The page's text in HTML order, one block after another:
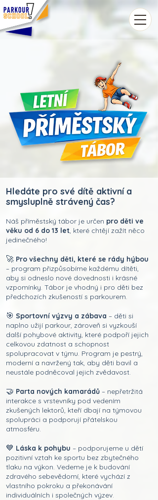
Hledáte pro své dítě aktivní a
smysluplně strávený čas?
Náš příměstský tábor je určen pro děti ve
věku od 6 do 13 let, které chtějí zažít něco
jedinečného!
🚀 Pro všechny děti, které se rády hýbou
– program přizpůsobíme každému dítěti,
aby si odneslo nové dovednosti i krásné
vzpomínky. Tábor je vhodný i pro děti bez
předchozích zkušeností s parkourem.
🎯 Sportovní výzvy a zábava – děti si
naplno užijí parkour, zároveň si vyzkouší
další pohybové aktivity, které podpoří jejich
celkovou zdatnost a schopnost
spolupracovat v týmu. Program je pestrý,
moderní a navržený tak, aby děti bavil a
neustále podněcoval jejich zvědavost.
🤝 Parta nových kamarádů – nepřetržitá
interakce s vrstevníky pod vedením
zkušených lektorů, kteří dbají na týmovou
spolupráci a podporují přátelskou
atmosféru.
💙 Láska k pohybu – podporujeme u dětí
pozitivní vztah ke sportu bez zbytečného
tlaku na výkon. Vedeme je k budování
zdravého sebevědomí, které vychází z
vlastního pokroku a překonávání
individuálních i společných výzev.